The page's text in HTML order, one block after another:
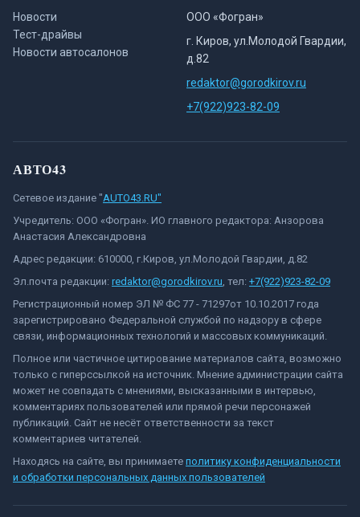
Новости
Тест-драйвы
Новости автосалонов
ООО «Фогран»
г. Киров, ул.Молодой Гвардии,
д.82
redaktor@gorodkirov.ru
+7(922)923-82-09
АВТО43
Сетевое издание "AUTO43.RU"
Учредитель: ООО «Фогран». ИО главного редактора: Анзорова
Анастасия Александровна
Адрес редакции: 610000, г.Киров, ул.Молодой Гвардии, д.82
Эл.почта редакции: redaktor@gorodkirov.ru, тел: +7(922)923-82-09
Регистрационный номер ЭЛ № ФС 77 - 71297от 10.10.2017 года
зарегистрировано Федеральной службой по надзору в сфере
связи, информационных технологий и массовых коммуникаций.
Полное или частичное цитирование материалов сайта, возможно
только с гиперссылкой на источник. Мнение администрации сайта
может не совпадать с мнениями, высказанными в интервью,
комментариях пользователей или прямой речи персонажей
публикаций. Сайт не несёт ответственности за текст
комментариев читателей.
Находясь на сайте, вы принимаете политику конфиденциальности
и обработки персональных данных пользователей